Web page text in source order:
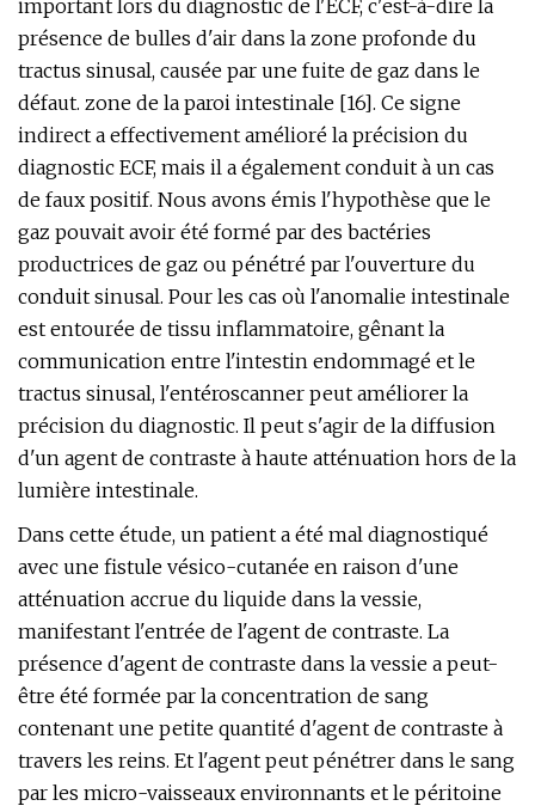
important lors du diagnostic de l'ECF, c'est-à-dire la
présence de bulles d'air dans la zone profonde du
tractus sinusal, causée par une fuite de gaz dans le
défaut. zone de la paroi intestinale [16]. Ce signe
indirect a effectivement amélioré la précision du
diagnostic ECF, mais il a également conduit à un cas
de faux positif. Nous avons émis l'hypothèse que le
gaz pouvait avoir été formé par des bactéries
productrices de gaz ou pénétré par l'ouverture du
conduit sinusal. Pour les cas où l'anomalie intestinale
est entourée de tissu inflammatoire, gênant la
communication entre l'intestin endommagé et le
tractus sinusal, l'entéroscanner peut améliorer la
précision du diagnostic. Il peut s'agir de la diffusion
d'un agent de contraste à haute atténuation hors de la
lumière intestinale.
Dans cette étude, un patient a été mal diagnostiqué
avec une fistule vésico-cutanée en raison d'une
atténuation accrue du liquide dans la vessie,
manifestant l'entrée de l'agent de contraste. La
présence d'agent de contraste dans la vessie a peut-
être été formée par la concentration de sang
contenant une petite quantité d'agent de contraste à
travers les reins. Et l'agent peut pénétrer dans le sang
par les micro-vaisseaux environnants et le péritoine